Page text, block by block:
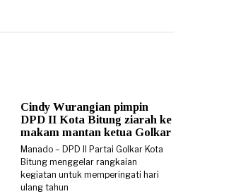
Cindy Wurangian pimpin
DPD II Kota Bitung ziarah ke
makam mantan ketua Golkar
Manado – DPD II Partai Golkar Kota
Bitung menggelar rangkaian
kegiatan untuk memperingati hari
ulang tahun